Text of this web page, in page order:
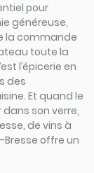
pour
généreuse,
la commande
toute la
l’épicerie en
des
Et quand le
son verre,
de vins à
offre un